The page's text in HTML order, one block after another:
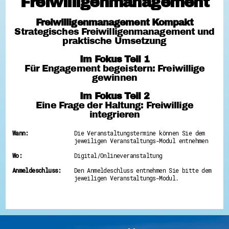
Hessen hilft Ukraine
Zeig uns dein Ehrenamt
Wettbewerb | Trikotwettbewerb
Wettbewerb | 80 Jahre Hessen - Engagement
mit Herz
8 Vereine x 80 Jahre x 1.000 €
Ausgezeichnete Projekte
Menschen des Respekts
Gestalte dein Ehrenamt
Ehrenamts-Card Hessen
Crowdfunding - Viele schaffen mehr
Förderprogramme
Freiwilligenmanagement
Kompetenznachweis Hessen
Zeugnisbeiblatt
Mach dich schlau
Freiwilligenmanagement Kompakt
Strategisches Freiwilligenmanagement und
praktische Umsetzung
Im Fokus Teil 1
Für Engagement begeistern: Freiwillige
gewinnen
Im Fokus Teil 2
Eine Frage der Haltung: Freiwillige
integrieren
Wann:
Die Veranstaltungstermine können Sie dem
jeweiligen Veranstaltungs-Modul entnehmen
Wo:
Digital/Onlineveranstaltung
Anmeldeschluss:
Den Anmeldeschluss entnehmen Sie bitte dem
jeweiligen Veranstaltungs-Modul.